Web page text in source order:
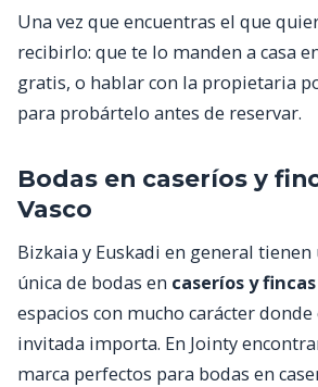
Una vez que encuentras el que
recibirlo: que te lo manden a casa
gratis, o hablar con la propietaria
para probártelo antes de reservar.
Bodas en caseríos y
Vasco
Bizkaia y Euskadi en general
única de bodas en caseríos y
espacios con mucho carácter
invitada importa. En Jointy
marca perfectos para bodas en